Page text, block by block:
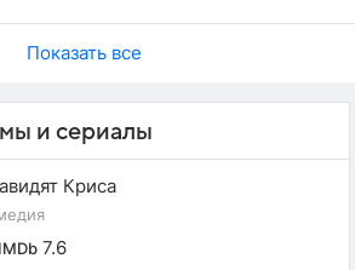
Показать все
и сериалы
Криса
IMDb 7.6